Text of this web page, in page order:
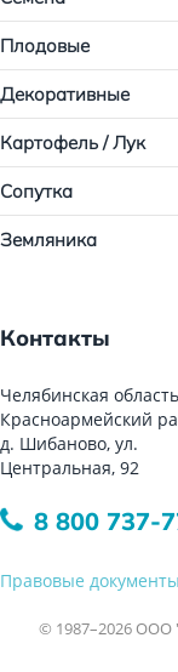
Плодовые
Декоративные
Картофель / Лук
Сопутка
Земляника
Контакты
Челябинская
Красноармейский
д. Шибаново, ул.
Центральная, 92
8 800 737-
Правовые документы
© 1987–2026 ООО